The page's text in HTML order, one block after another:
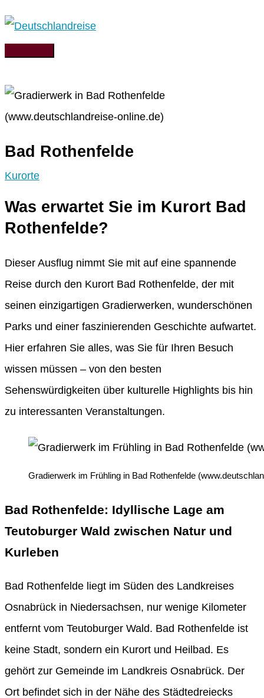
Zum
springenHauptmenü
Bad Rothenfelde
Kurorte
Was erwartet Sie im Kurort Bad
Rothenfelde?
Dieser Ausflug nimmt Sie mit auf eine spannende
Reise durch den Kurort Bad Rothenfelde, der mit
seinen einzigartigen Gradierwerken, wunderschönen
Parks und einer faszinierenden Geschichte aufwartet.
Hier erfahren Sie alles, was Sie für Ihren Besuch
wissen müssen – von den besten
Sehenswürdigkeiten über kulturelle Highlights bis hin
zu interessanten Veranstaltungen.
Gradierwerk im Frühling in Bad Rothenfelde
Bad Rothenfelde: Idyllische Lage am
Teutoburger Wald zwischen Natur und
Kurleben
Bad Rothenfelde liegt im Süden des Landkreises
Osnabrück in Niedersachsen, nur wenige Kilometer
entfernt vom Teutoburger Wald. Bad Rothenfelde ist
keine Stadt, sondern ein Kurort und Heilbad. Es
gehört zur Gemeinde im Landkreis Osnabrück. Der
Ort befindet sich in der Nähe des Städtedreiecks